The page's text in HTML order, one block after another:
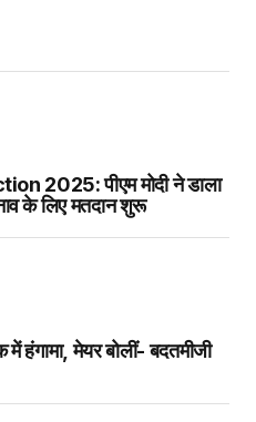
2025: पीएम मोदी ने डाला
के लिए मतदान शुरू
हंगामा, मेयर बोलीं- बदतमीजी